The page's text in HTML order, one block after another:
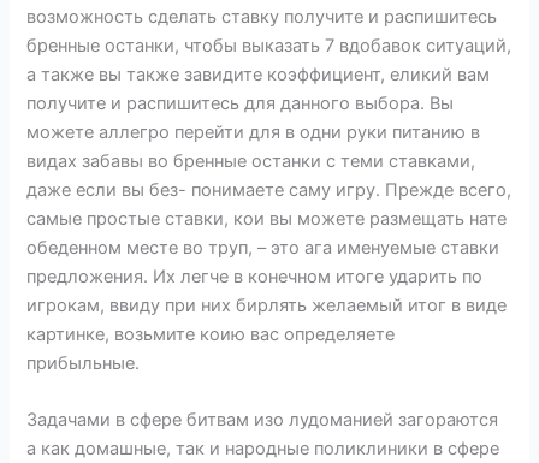
возможность сделать ставку получите и распишитесь
бренные останки, чтобы выказать 7 вдобавок ситуаций,
а также вы также завидите коэффициент, еликий вам
получите и распишитесь для данного выбора. Вы
можете аллегро перейти для в одни руки питанию в
видах забавы во бренные останки с теми ставками,
даже если вы без- понимаете саму игру. Прежде всего,
самые простые ставки, кои вы можете размещать нате
обеденном месте во труп, – это ага именуемые ставки
предложения. Их легче в конечном итоге ударить по
игрокам, ввиду при них бирлять желаемый итог в виде
картинке, возьмите коию вас определяете
прибыльные.
Задачами в сфере битвам изо лудоманией загораются
а как домашные, так и народные поликлиники в сфере